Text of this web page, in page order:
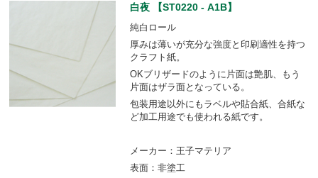
白夜 【ST0220 - A1B】
純白ロール
厚みは薄いが充分な強度と印刷適性を持つ
クラフト紙。
OKブリザードのように片面は艶肌、もう
片面はザラ面となっている。
包装用途以外にもラベルや貼合紙、合紙な
ど加工用途でも使われる紙です。
メーカー：王子マテリア
表面：非塗工